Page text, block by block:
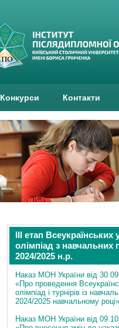
Конкурси Контакти
ІІІ етап Всеукраїнських
олімпіад з навчальних
2024/2025 н.р.
Наказ МОН України від
«Про проведення
олімпіад і турнірів із
2024/2025 навчальному році»
Наказ МОН України від